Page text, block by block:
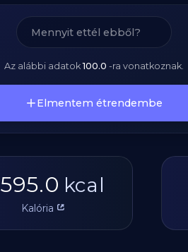
Az alábbi adatok100.0 -ra vonatkoznak.
Elmentem étrendembe
595.0 kcal
Kalória